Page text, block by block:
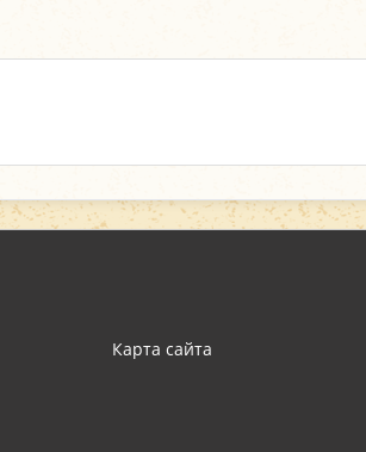
Карта сайта